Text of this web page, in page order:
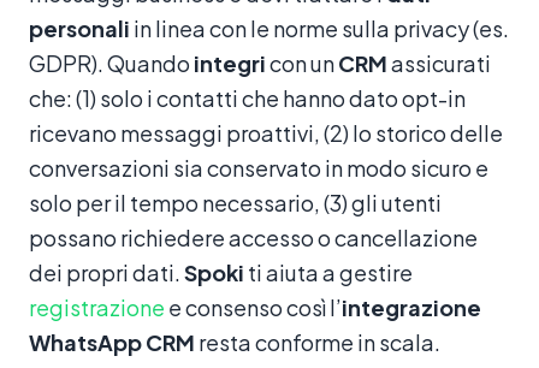
personali in linea con le norme sulla privacy (es.
GDPR). Quando integricon unCRMassicurati
che: (1) solo i contatti che hanno dato opt-in
ricevano messaggi proattivi, (2) lo storico delle
conversazioni sia conservato in modo sicuro e
solo per il tempo necessario, (3) gli utenti
possano richiedere accesso o cancellazione
dei propri dati.Spoki ti aiuta a gestire
registrazione e consenso così l’integrazione
WhatsApp CRM resta conforme in scala.